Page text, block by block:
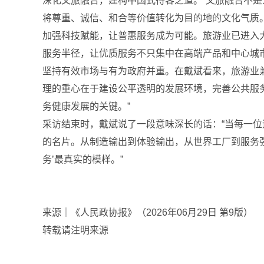
将尊重、诚信、和合等价值转化为目的地的文化气质
加强科技赋能，让普惠服务成为可能。旅游业已进
服务半径，让优质服务不只集中在高端产品和中心
坚持有效市场与有为政府并重。在戴斌看来，旅游
理的重心在于建设公平透明的发展环境，完善公共
务健康发展的关键。”
采访结束时，戴斌说了一段意味深长的话：“当每一
的名片。从制造输出到体验输出，从世界工厂到服
务’最真实的模样。”
来源｜《人民政协报》（2026年06月29日 第9版）
转载请注明来源